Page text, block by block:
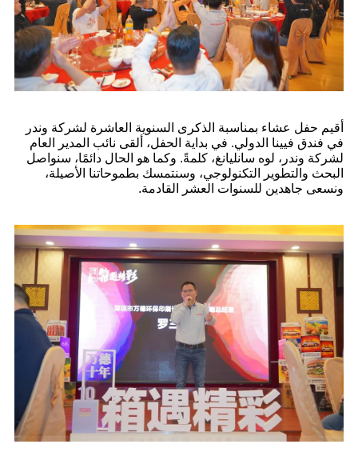
أقيم حفل عشاء بمناسبة الذكرى السنوية العاشرة لشركة وندر
في فندق فيينا الدولي. في بداية الحفل، ألقى نائب المدير العام
لشركة وندر، لوه سانليانغ، كلمةً. وكما هو الحال دائمًا، سنواصل
البحث والتطوير التكنولوجي، وسنتمسك بطموحاتنا الأصيلة،
ونسعى جاهدين للسنوات العشر القادمة.